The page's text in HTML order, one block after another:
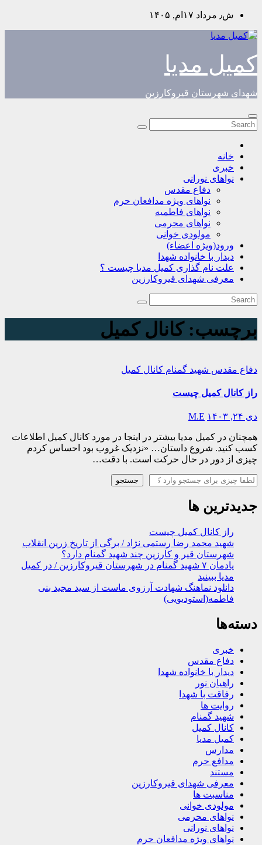
Skip
content
ش٫ مرداد ۱۷ام, ۱۴۰۵
کمیل مدیا
شهدای شهرستان قیروکارزین
خانه
خبری
نواهای نورانی
دفاع مقدس
نواهای ویژه مدافعان حرم
نواهای فاطمیه
نواهای محرمی
مولودی خوانی
ورود(ویژه اعضاء)
دیدار با خانواده شهدا
علت نام گذاری کمیل مدیا چیست ؟
معرفی شهدای قیروکارزین
برچسب:کانال کمیل
دفاع مقدس شهید گمنام کانال کمیل
راز کانال کمیل چیست
دی ۲۴, ۱۴۰۳ M.E
همچنان در کمیل مدیا بیشتر در اینجا در مورد کانال کمیل اطلاعات
کسب کنید. شروع داستان… «نزدیک غروب بود احساس کردم
چیزی از دور در حال حرکت است. با دقت…
جستجو
جستجو
جدیدترین ها
راز کانال کمیل چیست
شهید محمد رضا رستمی نژاد / برگی از تاریخ زرین انقلاب
شهرستان قیر و کارزین چند شهید گمنام دارد؟
یادمان ۷ شهید گمنام در شهرستان قیروکارزین / در کمیل
مدیا ببینید
دانلود نماهنگ شهادت آرزوی ماست از سید مجید بنی
فاطمه(استودیویی)
دسته‌ها
خبری
دفاع مقدس
دیدار با خانواده شهدا
راهیان نور
رفاقت با شهدا
روایت ها
شهید گمنام
کانال کمیل
کمیل مدیا
مدارس
مدافع حرم
مستند
معرفی شهدای قیروکارزین
مناسبت ها
مولودی خوانی
نواهای محرمی
نواهای نورانی
نواهای ویژه مدافعان حرم